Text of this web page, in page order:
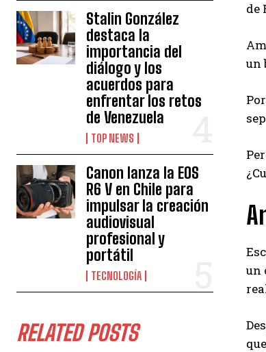
Stalin González
destaca la
importancia del
diálogo y los
acuerdos para
enfrentar los retos
de Venezuela
TOP NEWS
Canon lanza la EOS
R6 V en Chile para
impulsar la creación
audiovisual
profesional y
portátil
TECNOLOGÍA
RELATED POSTS
de
un
un